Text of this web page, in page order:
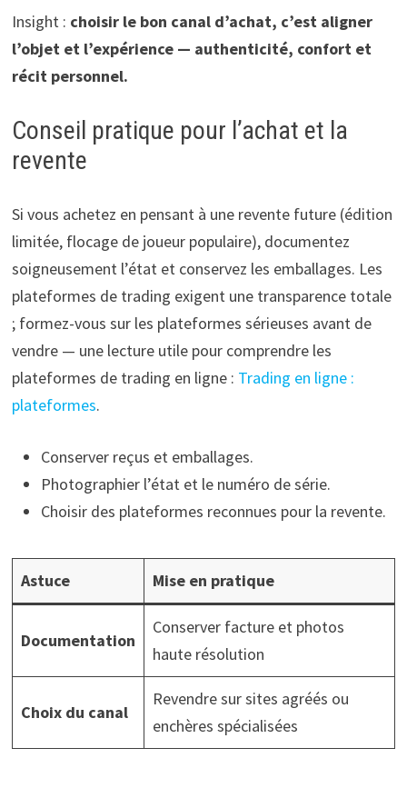
Insight : choisir le bon canal d’achat, c’est aligner
l’objet et l’expérience — authenticité, confort et
récit personnel.
Conseil pratique pour l’achat et la
revente
Si vous achetez en pensant à une revente future (édition
limitée, flocage de joueur populaire), documentez
soigneusement l’état et conservez les emballages. Les
plateformes de trading exigent une transparence totale
; formez-vous sur les plateformes sérieuses avant de
vendre — une lecture utile pour comprendre les
plateformes de trading en ligne : Trading en ligne :
plateformes.
Conserver reçus et emballages.
Photographier l’état et le numéro de série.
Choisir des plateformes reconnues pour la revente.
Astuce Mise en pratique
Documentation
Conserver facture et photos
haute résolution
Choix du canal
Revendre sur sites agréés ou
enchères spécialisées